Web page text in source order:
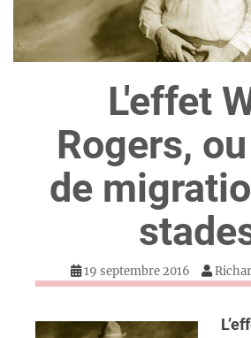
L'effet
Rogers,
de
19 septembre 2016